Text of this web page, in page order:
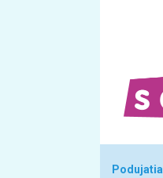
Podujatia